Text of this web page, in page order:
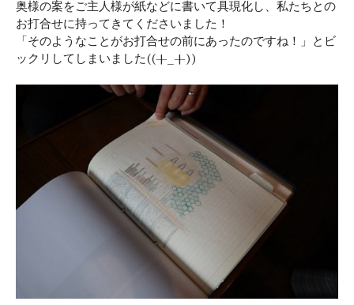
奥様の案をご主人様が紙などに書いて具現化し、私たちとの
お打合せに持ってきてくださいました！
「そのようなことがお打合せの前にあったのですね！」とビ
ックリしてしまいました((+_+))